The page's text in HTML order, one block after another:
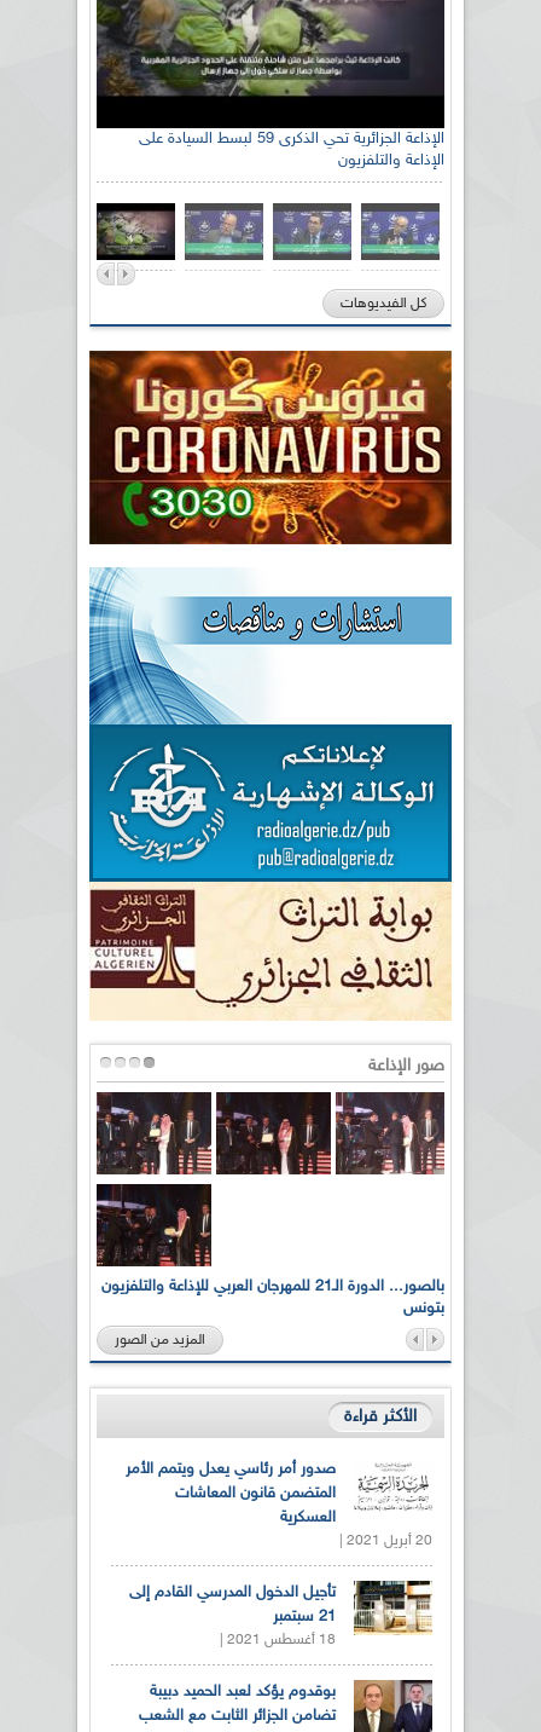
الإذاعة الجزائرية تحي الذكرى 59 لبسط السيادة على
الإذاعة والتلفزيون
كل الفيديوهات
صور الإذاعة
بالصور... الدورة الـ21 للمهرجان العربي للإذاعة والتلفزيون
بتونس
المزيد من الصور
الأكثر قراءة
صدور أمر رئاسي يعدل ويتمم الأمر
المتضمن قانون المعاشات
العسكرية
20 أبريل 2021 |
تأجيل الدخول المدرسي القادم إلى
21 سبتمبر
18 أغسطس 2021 |
بوقدوم يؤكد لعبد الحميد دبيبة
تضامن الجزائر الثابت مع الشعب